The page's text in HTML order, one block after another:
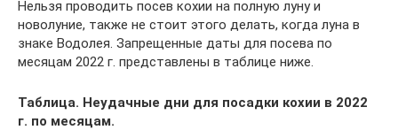
Нельзя проводить посев кохии на полную луну и
новолуние, также не стоит этого делать, когда луна в
знаке Водолея. Запрещенные даты для посева по
месяцам 2022 г. представлены в таблице ниже.
Таблица. Неудачные дни для посадки кохии в 2022
г. по месяцам.